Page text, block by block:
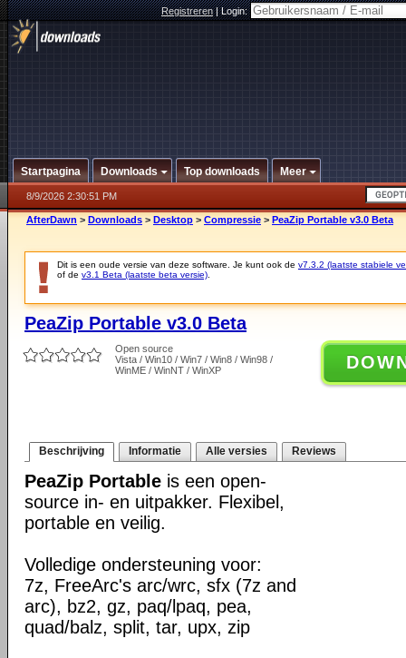
Registreren|Login:
Startpagina Downloads Top downloads Meer
8/9/2026 2:30:51 PM
AfterDawn > Downloads > Desktop > Compressie > PeaZip Portable v3.0 Beta
Dit is een oude versie van deze software. Je kunt ook de v7.3.2 (laatste stabiele
of de v3.1 Beta (laatste beta versie)
PeaZip Portable v3.0 Beta
Open source
Vista / Win10 / Win7 / Win8 / Win98 /
WinME / WinNT / WinXP
Beschrijving Informatie Alle versies Reviews
PeaZip Portable is een open-
source in- en uitpakker. Flexibel,
portable en veilig.
Volledige ondersteuning voor:
7z, FreeArc's arc/wrc, sfx (7z and
arc), bz2, gz, paq/lpaq, pea,
quad/balz, split, tar, upx, zip